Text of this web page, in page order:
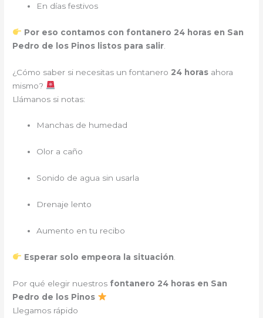
En días festivos
Por eso contamos con fontanero 24 horas en San
Pedro de los Pinos listos para salir
¿Cómo saber si necesitas un fontanero 24 horas ahora
mismo?
Llámanos si notas:
Manchas de humedad
Olor a caño
Sonido de agua sin usarla
Drenaje lento
Aumento en tu recibo
Esperar solo empeora la situación
Por qué elegir nuestros fontanero 24 horas en San
Pedro de los Pinos
Llegamos rápido